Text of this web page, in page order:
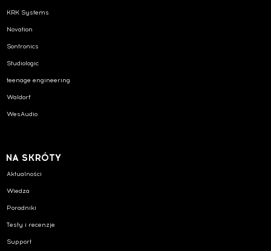
KRK Systems
Novation
Sontronics
Studiologic
teenage engineering
Waldorf
WesAudio
NA SKRÓTY
Aktualności
Wiedza
Poradniki
Testy i recenzje
Support